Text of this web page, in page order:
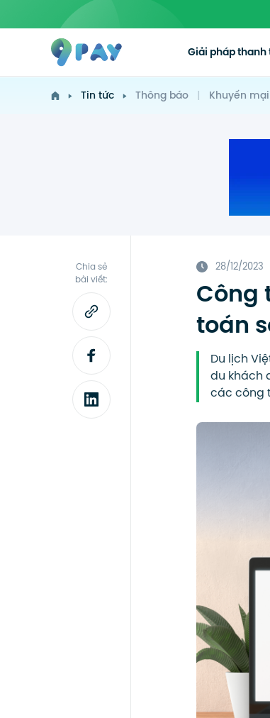
Giải pháp thanh
Tin tức Thông báo | Khuyến mại
Chia sẻ
bài viết:
28/12/2023
Công
toán
Du lịch
du khách
các công